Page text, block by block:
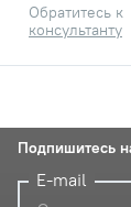
Обратитесь к
консультанту
Подпишитесь
E-mail